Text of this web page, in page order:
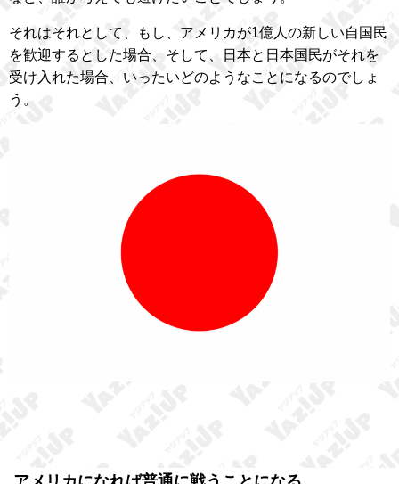
それはそれとして、もし、アメリカが1億人の新しい自国民
を歓迎するとした場合、そして、日本と日本国民がそれを
受け入れた場合、いったいどのようなことになるのでしょ
う。